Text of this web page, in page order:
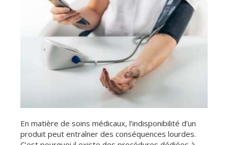
En matière de soins médicaux, l’indisponibilité d’un
produit peut entraîner des conséquences lourdes.